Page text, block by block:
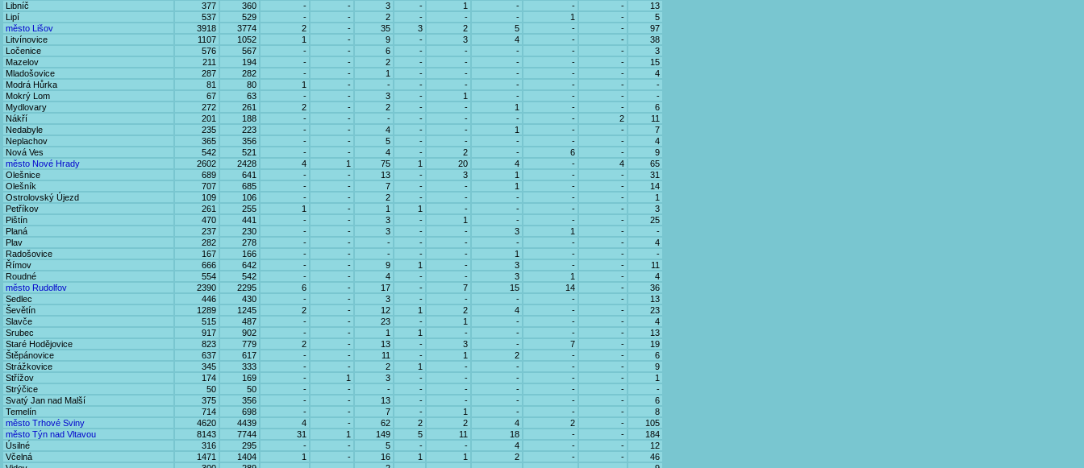
Libníč
377 360 - - 3 - 1 - - -
13
Lipí
537 529 - - 2 - - - 1 -
5
město Lišov
3918 3774 2 - 35 3 2 5 - -
97
Litvínovice
1107 1052 1 - 9 - 3 4 - -
38
Ločenice
576 567 - - 6 - - - - -
3
Mazelov
211 194 - - 2 - - - - -
15
Mladošovice
287 282 - - 1 - - - - -
4
Modrá Hůrka
81 80 1 - - - - - - -
-
Mokrý Lom
67 63 - - 3 - 1 - - -
-
Mydlovary
272 261 2 - 2 - - 1 - -
6
Nákří
201 188 - - - - - - - 2
11
Nedabyle
235 223 - - 4 - - 1 - -
7
Neplachov
365 356 - - 5 - - - - -
4
Nová Ves
542 521 - - 4 - 2 - 6 -
9
město Nové Hrady
2602 2428 4 1 75 1 20 4 - 4
65
Olešnice
689 641 - - 13 - 3 1 - -
31
Olešník
707 685 - - 7 - - 1 - -
14
Ostrolovský Újezd
109 106 - - 2 - - - - -
1
Petříkov
261 255 1 - 1 1 - - - -
3
Pištín
470 441 - - 3 - 1 - - -
25
Planá
237 230 - - 3 - - 3 1 -
-
Plav
282 278 - - - - - - - -
4
Radošovice
167 166 - - - - - 1 - -
-
Římov
666 642 - - 9 1 - 3 - -
11
Roudné
554 542 - - 4 - - 3 1 -
4
město Rudolfov
2390 2295 6 - 17 - 7 15 14 -
36
Sedlec
446 430 - - 3 - - - - -
13
Ševětín
1289 1245 2 - 12 1 2 4 - -
23
Slavče
515 487 - - 23 - 1 - - -
4
Srubec
917 902 - - 1 1 - - - -
13
Staré Hodějovice
823 779 2 - 13 - 3 - 7 -
19
Štěpánovice
637 617 - - 11 - 1 2 - -
6
Strážkovice
345 333 - - 2 1 - - - -
9
Střížov
174 169 - 1 3 - - - - -
1
Strýčice
50 50 - - - - - - - -
-
Svatý Jan nad Malší
375 356 - - 13 - - - - -
6
Temelín
714 698 - - 7 - 1 - - -
8
město Trhové Sviny
4620 4439 4 - 62 2 2 4 2 -
105
město Týn nad Vltavou
8143 7744 31 1 149 5 11 18 - -
184
Úsilné
316 295 - - 5 - - 4 - -
12
Včelná
1471 1404 1 - 16 1 1 2 - -
46